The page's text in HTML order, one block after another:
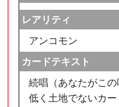
レアリティ
アンコモン
カードテキスト
続唱（あなたがこ
低く土地でないカ